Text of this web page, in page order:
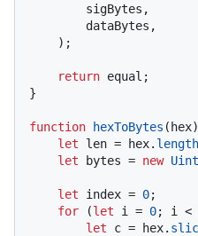
return equal;
}
function hexToBytes ( hex
let len = hex. length
let bytes = new
let index = 0;
for (let i = 0; i <
let c = hex.